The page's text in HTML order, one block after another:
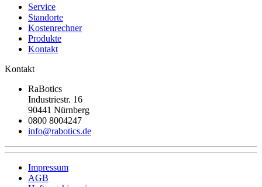
Service
Standorte
Kostenrechner
Produkte
Kontakt
Kontakt
RaBotics
Industriestr. 16
90441 Nürnberg
0800 8004247
info@rabotics.de
Impressum
AGB